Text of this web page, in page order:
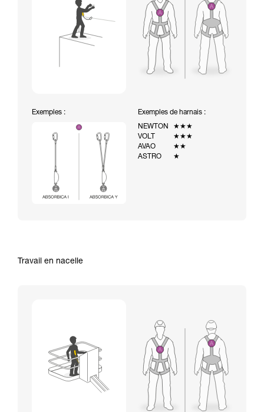
Exemples :
Exemples de harnais :
NEWTON
★★★
VOLT
★★★
AVAO
★★
ASTRO
★
Travail en nacelle